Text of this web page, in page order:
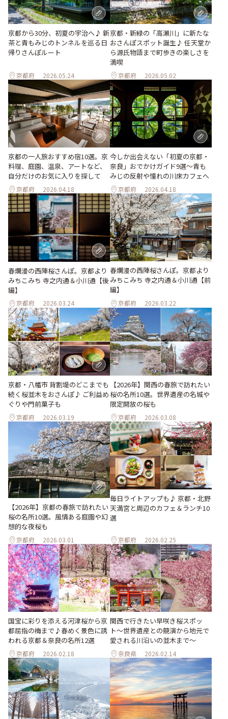
京都から30分、初夏の宇治へ♪ 新
茶と青もみじのトンネルを巡る日
帰りさんぽルート
京都府 2026.05.24
京都・新緑の「高瀬川」に新たな
おさんぽスポット誕生♪ 任天堂か
ら源氏物語まで町歩きの楽しさを
満喫
京都府 2026.05.02
京都の一人旅おすすめ宿10選。京
料理、庭園、温泉、アートなど、
自分だけのお気に入りを探して
京都府 2026.04.18
今しか出会えない「初夏の京都・
奈良」おでかけガイド9選～青も
みじの反射や憧れの川床カフェへ
京都府 2026.04.18
春爛漫の西陣桜さんぽ。京都より
みちこみち 寺之内通＆小川通【後
編】
京都府 2026.03.24
春爛漫の西陣桜さんぽ。京都より
みちこみち 寺之内通＆小川通【前
編】
京都府 2026.03.22
京都・八幡市 背割堤のどこまでも
続く桜並木をおさんぽ♪ ご利益め
ぐりや門前菓子も
京都府 2026.03.19
【2026年】関西の春旅で訪れたい
桜の名所10選。世界遺産の名城や
限定開放の桜も
京都府 2026.03.08
【2026年】京都の春旅で訪れたい
桜の名所10選。風情ある庭園や幻
想的な夜桜も
京都府 2026.03.01
毎日ライトアップも♪ 京都・北野
天満宮と周辺のカフェ＆ランチ10
選
京都府 2026.02.25
国宝に彩りを添える河津桜から京
都屈指の梅まで♪春めく景色に誘
われる京都＆奈良の名所12選
京都府 2026.02.18
関西で行きたい早咲き桜スポッ
ト〜世界遺産との競演から地元で
愛される川沿いの並木まで〜
奈良県 2026.02.14